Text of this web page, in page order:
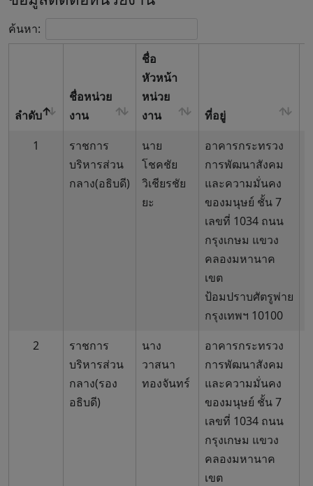
ค้นหา:
ลำดับ
ชื่อหน่วย
งาน
ชื่อ
หัวหน้า
หน่วย
งาน
ที่อยู่
1
ราชการ
บริหารส่วน
กลาง(อธิบดี)
นาย
โชคชัย
วิเชียรชัย
ยะ
อาคารกระทรวง
การพัฒนาสังคม
และความมั่นคง
ของมนุษย์ ชั้น 7
เลขที่ 1034 ถนน
กรุงเกษม แขวง
คลองมหานาค
เขต
ป้อมปราบศัตรูพ่าย
กรุงเทพฯ 10100
2
ราชการ
บริหารส่วน
กลาง(รอง
อธิบดี)
นาง
วาสนา
ทองจันทร์
อาคารกระทรวง
การพัฒนาสังคม
และความมั่นคง
ของมนุษย์ ชั้น 7
เลขที่ 1034 ถนน
กรุงเกษม แขวง
คลองมหานาค
เขต